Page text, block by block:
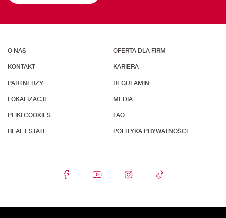
O NAS OFERTA DLA FIRM
KONTAKT KARIERA
PARTNERZY REGULAMIN
LOKALIZACJE MEDIA
PLIKI COOKIES FAQ
REAL ESTATE POLITYKA PRYWATNOŚCI